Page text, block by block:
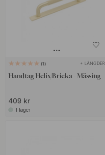
1 + LÄNGDER
Handtag Helix/Bricka - Mässing
409 kr
I lager